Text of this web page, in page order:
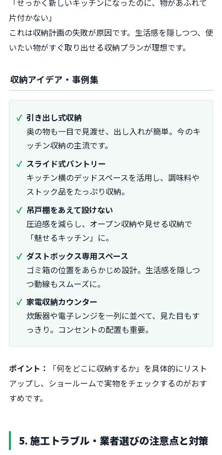
「せっかく新しいキッチンになったのに、物があふれて
片付かない」
これは収納計画の失敗が原因です。生活感を隠しつつ、使
いたい物がすぐ取り出せる収納プランが理想です。
収納アイデア・事例集
引き出し式収納
奥の物も一目で見渡せ、出し入れが簡単。今のキ
ッチン収納の主流です。
スライド式パントリー
キッチン横のデッドスペースを活用し、調味料や
ストック品をたっぷり収納。
吊戸棚をあえて設けない
圧迫感を減らし、オープン収納や見せる収納で
「魅せるキッチン」に。
ダストボックス専用スペース
ゴミ箱の位置をあらかじめ設計。生活感を隠しつ
つ動線もスムーズに。
家電収納カウンター
炊飯器や電子レンジを一列に並べて、見た目もす
っきり。コンセントの配置も重要。
ポイント：
「何をどこに収納するか」を具体的にリスト
アップし、ショールームで実物をチェックするのがおす
すめです。
5. 施工トラブル・業者選びの注意点と対策